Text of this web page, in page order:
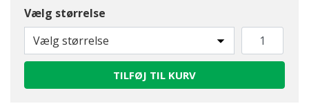
Vælg størrelse
Vælg størrelse
TILFØJ TIL KURV